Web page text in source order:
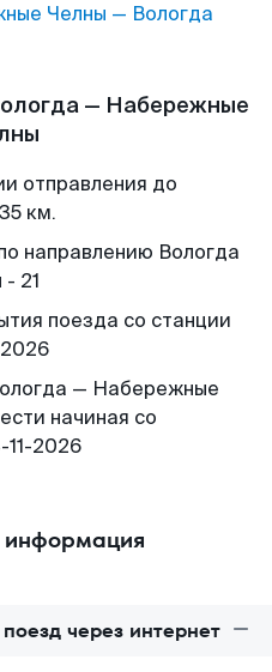
Челны — Вологда
— Набережные
отправления до
км.
направлению Вологда
21
поезда со станции
— Набережные
начиная со
2026
через интернет